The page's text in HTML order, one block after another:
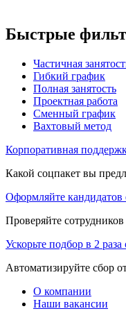
Быстрые
Частичная
Гибкий график
Полная занятость
Проектная работа
Сменный график
Вахтовый метод
Корпоративная
Какой соцпакет вы
Оформляйте кандидатов
Проверяйте
Ускорьте подбор в 2 раза
Автоматизируйте сбор
О компании
Наши вакансии